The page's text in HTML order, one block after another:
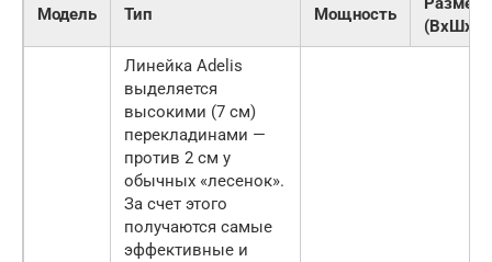
Модель Тип Мощность
(ВхШхГ)
Линейка Adelis
выделяется
высокими (7 см)
перекладинами —
против 2 см у
обычных «лесенок».
За счет этого
получаются самые
эффективные и